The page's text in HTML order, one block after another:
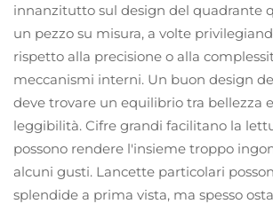
innanzitutto sul design del quadrante
un pezzo su misura, a volte
rispetto alla precisione o alla
meccanismi interni. Un buon design
deve trovare un equilibrio tra bellezza
leggibilità. Cifre grandi facilitano la
possono rendere l'insieme troppo
alcuni gusti. Lancette particolari
splendide a prima vista, ma spesso